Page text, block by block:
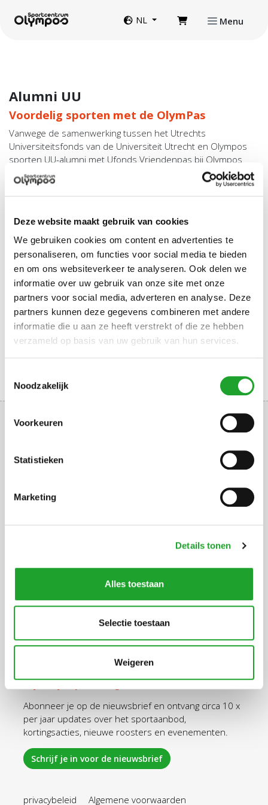
Deze website maakt gebruik van cookies
We gebruiken cookies om content en advertenties te
personaliseren, om functies voor social media te bieden
en om ons websiteverkeer te analyseren. Ook delen we
informatie over uw gebruik van onze site met onze
partners voor social media, adverteren en analyse. Deze
partners kunnen deze gegevens combineren met andere
informatie die u aan ze heeft verstrekt of die ze hebben
verzameld op basis van uw gebruik van hun services.
Noodzakelijk
Voorkeuren
Statistieken
Marketing
Details tonen
Alles toestaan
Selectie toestaan
Weigeren
NL Menu
Alumni UU
Voordelig sporten met de OlymPas
Vanwege de samenwerking tussen het Utrechts
Universiteitsfonds van de Universiteit Utrecht en Olympos
sporten UU-alumni met Ufonds Vriendenpas bij Olympos
met korting (tarief B).
Tarief:Check het tariefvan de OlymPas voor UFonds
Aanbod: Met de OlymPas kun je onbeperkt en flexibel
deelnemen aan een zeer breed
sportaanbod
van
Olympos.
Aanschaf OlymPas: Je kunt de OlymPas bij de
sportdesk van Olympos aanschaffen. Maak eerst alvast
gratis een online accountaan. Kom daarna naar de
Sportdesk en toon s.v.p. je Vriendenpas + geldig ID,
zodat de deskmedewerker weet dat je recht hebt op
korting.
+31 30 2534471
Tarieven Olympas
Openingstijden
Blijf altijd op de hoogte.
Abonneer je op de nieuwsbrief en ontvang circa 10 x
per jaar updates over het sportaanbod,
kortingsacties, nieuwe roosters en evenementen.
Schrijf je in voor de nieuwsbrief
privacybeleid Algemene voorwaarden